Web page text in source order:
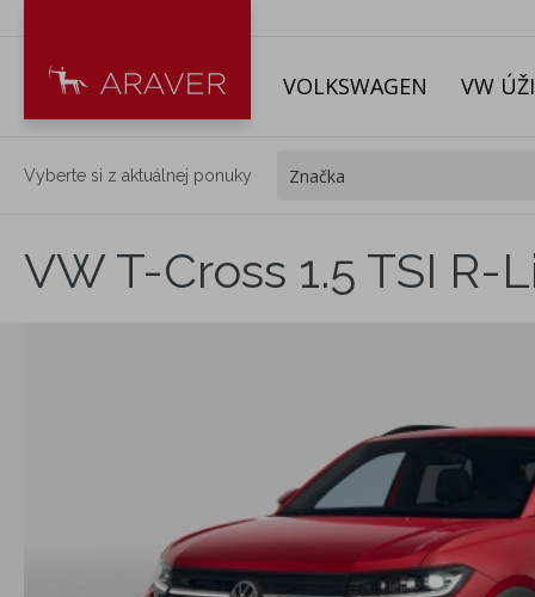
VOLKSWAGEN VW
Vyberte si z aktuálnej ponuky
VW T-Cross 1.5 TSI R-